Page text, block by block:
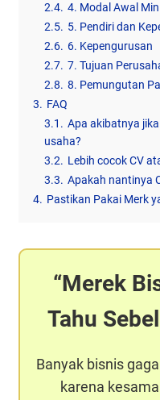
2.4. 4. Modal Awal
2.5. 5. Pendiri dan
2.6. 6. Kepengurusan
2.7. 7. Tujuan
2.8. 8. Pemungutan
3. FAQ
3.1. Apa akibatnya
usaha?
3.2. Lebih cocok CV
3.3. Apakah nantinya
4. Pastikan Pakai Merk
Merek
Tahu
Banyak bisnis
karena